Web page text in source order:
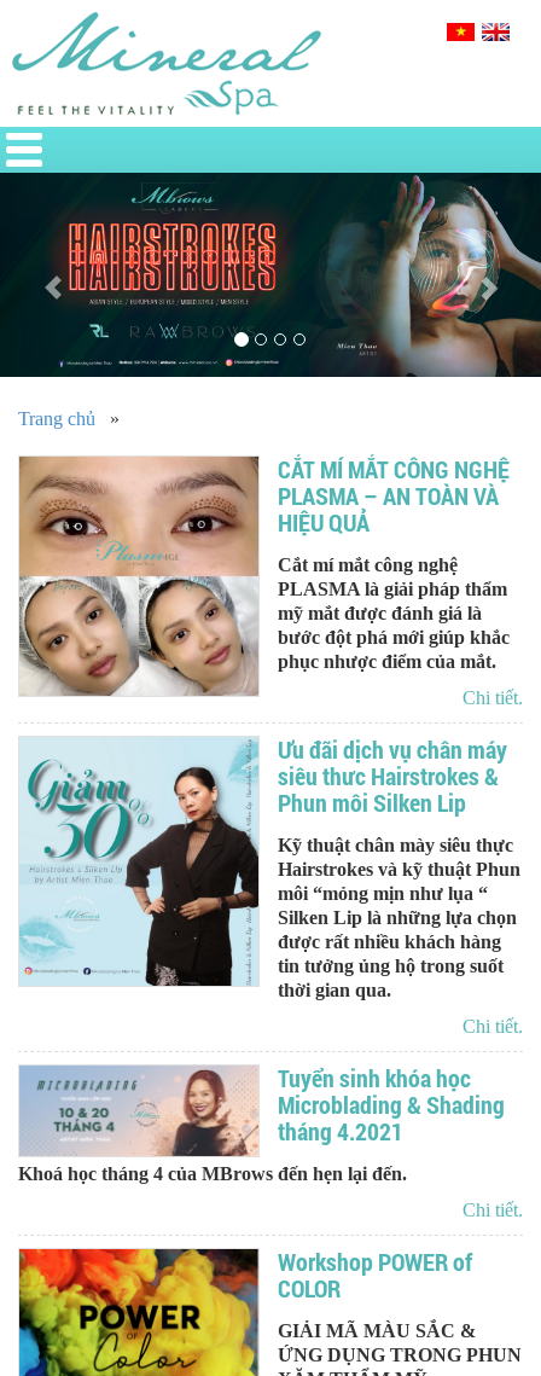
Trang chủ »
CẮT MÍ MẮT CÔNG NGHỆ
PLASMA – AN TOÀN VÀ
HIỆU QUẢ
Cắt mí mắt công nghệ
PLASMA là giải pháp thẩm
mỹ mắt được đánh giá là
bước đột phá mới giúp khắc
phục nhược điểm của mắt.
Chi tiết.
Ưu đãi dịch vụ chân máy
siêu thưc Hairstrokes &
Phun môi Silken Lip
Kỹ thuật chân mày siêu thực
Hairstrokes và kỹ thuật Phun
môi “mỏng mịn như lụa “
Silken Lip là những lựa chọn
được rất nhiều khách hàng
tin tưởng ủng hộ trong suốt
thời gian qua.
Chi tiết.
Tuyển sinh khóa học
Microblading & Shading
tháng 4.2021
Khoá học tháng 4 của MBrows đến hẹn lại đến.
Chi tiết.
Workshop POWER of
COLOR
GIẢI MÃ MÀU SẮC &
ỨNG DỤNG TRONG PHUN